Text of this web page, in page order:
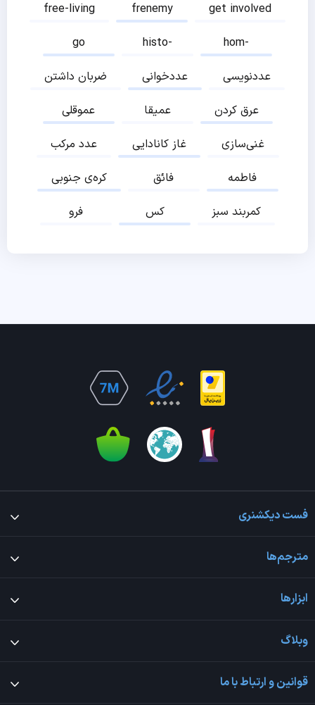
free-living
frenemy
get involved
go
histo-
hom-
ضربان داشتن
عددخوانی
عددنویسی
عموقلی
عمیقا
عرق کردن
عدد مرکب
غاز کانادایی
غنی‌سازی
کره‌ی جنوبی
فائق
فاطمه
فرو
کس کمربند سبز
فست دیکشنری
مترجم‌ها
ابزارها
وبلاگ
قوانین و ارتباط با ما